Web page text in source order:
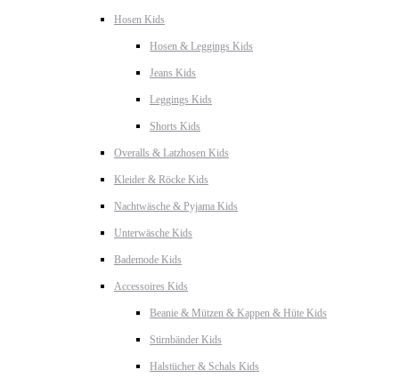
Hosen Kids
Hosen & Leggings Kids
Jeans Kids
Leggings Kids
Shorts Kids
Overalls & Latzhosen Kids
Kleider & Röcke Kids
Nachtwäsche & Pyjama Kids
Unterwäsche Kids
Bademode Kids
Accessoires Kids
Beanie & Mützen & Kappen & Hüte Kids
Stirnbänder Kids
Halstücher & Schals Kids